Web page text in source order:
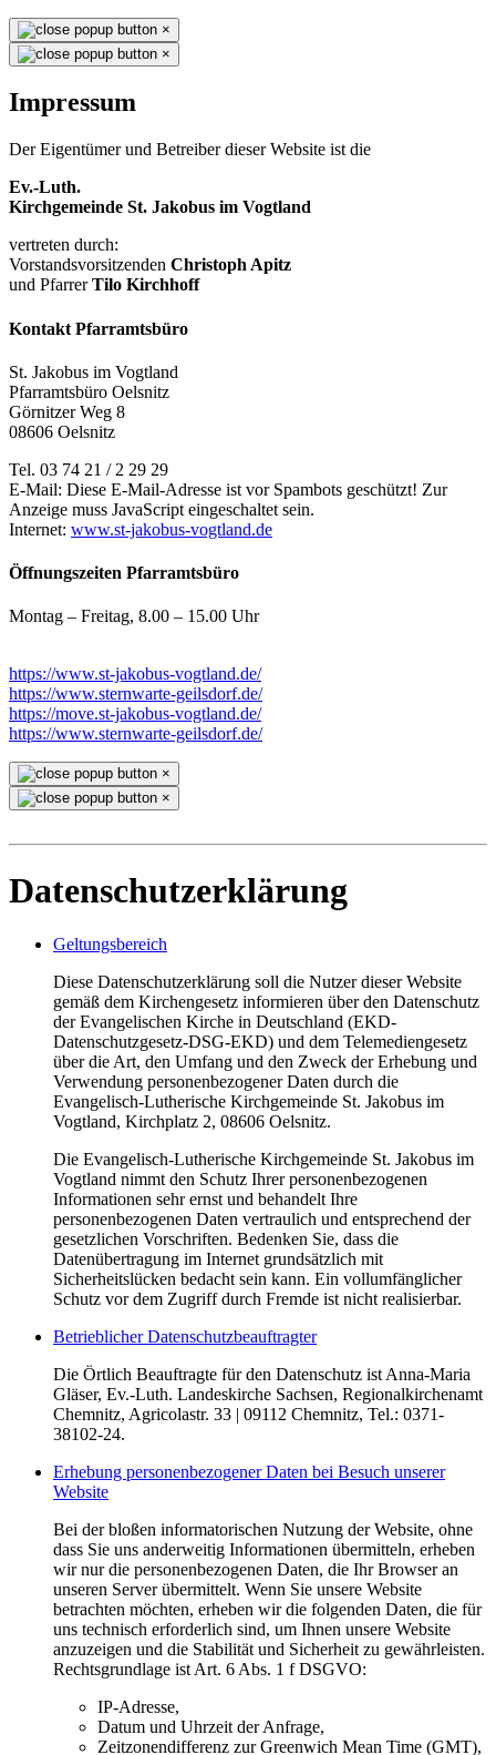
×
×
Impressum
Der Eigentümer und Betreiber dieser Website ist die
Ev.-Luth.
Kirchgemeinde St. Jakobus im Vogtland
vertreten durch:
Vorstandsvorsitzenden Christoph Apitz
und PfarrerTilo Kirchhoff
Kontakt Pfarramtsbüro
St. Jakobus im Vogtland
Pfarramtsbüro Oelsnitz
Görnitzer Weg 8
08606 Oelsnitz
Tel. 03 74 21 / 2 29 29
E-Mail: Diese E-Mail-Adresse ist vor Spambots geschützt! Zur
Anzeige muss JavaScript eingeschaltet sein.
Internet: www.st-jakobus-vogtland.de
Öffnungszeiten Pfarramtsbüro
Montag – Freitag, 8.00 – 15.00 Uhr
https://www.st-jakobus-vogtland.de/
https://www.sternwarte-geilsdorf.de/
https://move.st-jakobus-vogtland.de/
https://www.sternwarte-geilsdorf.de/
×
×
Datenschutzerklärung
Geltungsbereich
Diese Datenschutzerklärung soll die Nutzer dieser Website
gemäß dem Kirchengesetz informieren über den Datenschutz
der Evangelischen Kirche in Deutschland (EKD-
Datenschutzgesetz-DSG-EKD) und dem Telemediengesetz
über die Art, den Umfang und den Zweck der Erhebung und
Verwendung personenbezogener Daten durch die
Evangelisch-Lutherische Kirchgemeinde St. Jakobus im
Vogtland, Kirchplatz 2, 08606 Oelsnitz.
Die Evangelisch-Lutherische Kirchgemeinde St. Jakobus im
Vogtland nimmt den Schutz Ihrer personenbezogenen
Informationen sehr ernst und behandelt Ihre
personenbezogenen Daten vertraulich und entsprechend der
gesetzlichen Vorschriften. Bedenken Sie, dass die
Datenübertragung im Internet grundsätzlich mit
Sicherheitslücken bedacht sein kann. Ein vollumfänglicher
Schutz vor dem Zugriff durch Fremde ist nicht realisierbar.
Betrieblicher Datenschutzbeauftragter
Die Örtlich Beauftragte für den Datenschutz ist Anna-Maria
Gläser, Ev.-Luth. Landeskirche Sachsen, Regionalkirchenamt
Chemnitz, Agricolastr. 33 | 09112 Chemnitz, Tel.: 0371-
38102-24.
Erhebung personenbezogener Daten bei Besuch unserer
Website
Bei der bloßen informatorischen Nutzung der Website, ohne
dass Sie uns anderweitig Informationen übermitteln, erheben
wir nur die personenbezogenen Daten, die Ihr Browser an
unseren Server übermittelt. Wenn Sie unsere Website
betrachten möchten, erheben wir die folgenden Daten, die für
uns technisch erforderlich sind, um Ihnen unsere Website
anzuzeigen und die Stabilität und Sicherheit zu gewährleisten.
Rechtsgrundlage ist Art. 6 Abs. 1 f DSGVO:
IP-Adresse,
Datum und Uhrzeit der Anfrage,
Zeitzonendifferenz zur Greenwich Mean Time (GMT),